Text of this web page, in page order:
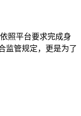
照平台要求完成身
监管规定，更是为了